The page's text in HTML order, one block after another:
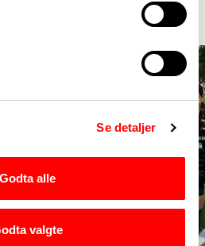
Se detaljer
Godta alle
valgte